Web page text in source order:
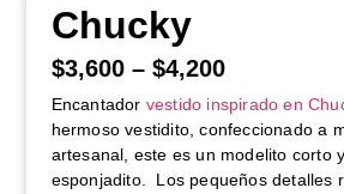
Chucky
$3,600 – $4,200
Encantador vestido inspirado en
hermoso vestidito, confeccionado a
artesanal, este es un modelito corto
esponjadito. Los pequeños detalles